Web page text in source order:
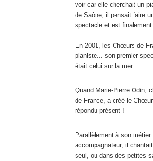
voir car elle cherchait un
de Saône, il pensait faire
spectacle et est
En 2001, les Chœurs de
pianiste... son premier
était celui sur la mer.
Quand Marie-Pierre Odin,
de France, a créé le
répondu présent !
Parallèlement à son métier
accompagnateur, il
seul, ou dans des petites